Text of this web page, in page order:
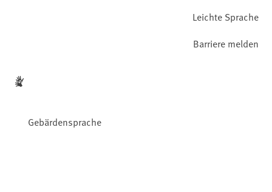
Leichte Sprache
Gebärdensprache
Barriere melden